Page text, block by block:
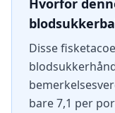
Hvorfor
Disse
bare 7,1 per